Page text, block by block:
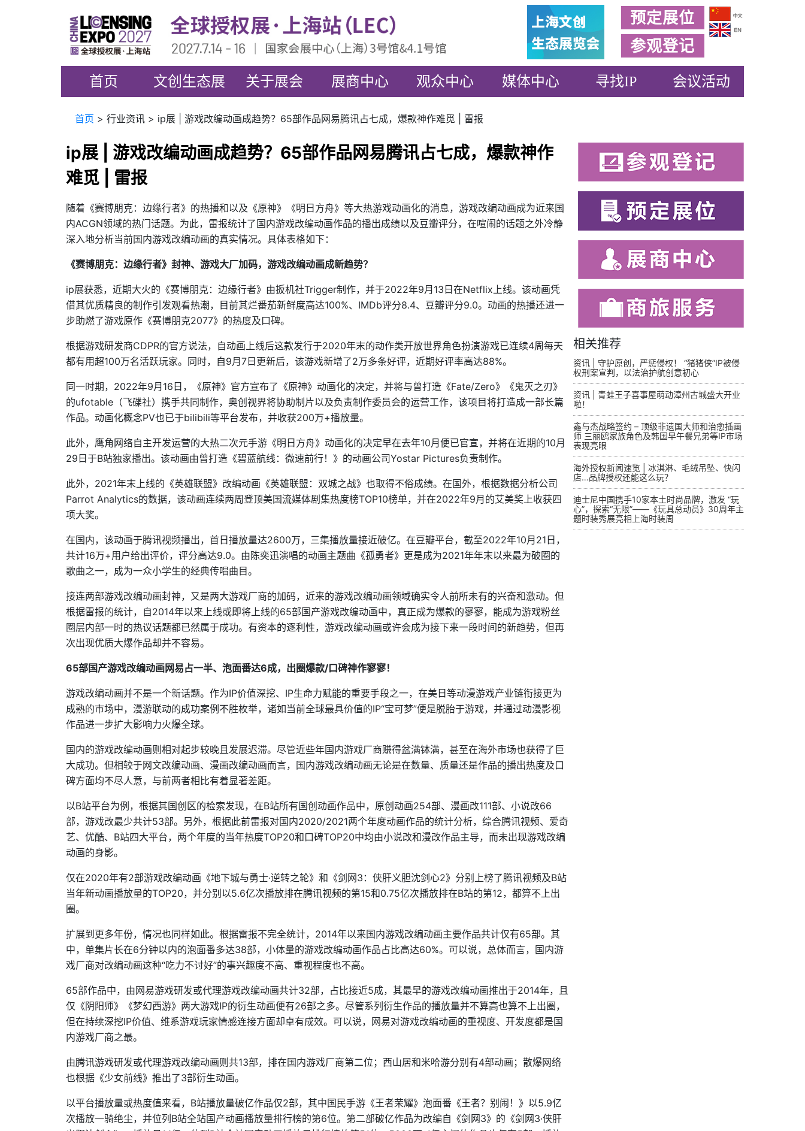
预定展位
参观登记
首页 文创生态展 关于展会 展商中心 观众中心 媒体中心 寻找IP 会议活动
首页 > 行业资讯 > ip展 | 游戏改编动画成趋势？65部作品网易腾讯占七成，爆款神作难觅 | 雷报
ip展 | 游戏改编动画成趋势？65部作品网易腾讯占七成，爆款神作
难觅 | 雷报
随着《赛博朋克：边缘行者》的热播和以及《原神》《明日方舟》等大热游戏动画化的消息，游戏改编动画成为近来国
内ACGN领域的热门话题。为此，雷报统计了国内游戏改编动画作品的播出成绩以及豆瓣评分，在喧闹的话题之外冷静
深入地分析当前国内游戏改编动画的真实情况。具体表格如下：
《赛博朋克：边缘行者》封神、游戏大厂加码，游戏改编动画成新趋势？
ip展获悉，近期大火的《赛博朋克：边缘行者》由扳机社Trigger制作，并于2022年9月13日在Netflix上线。该动画凭
借其优质精良的制作引发观看热潮，目前其烂番茄新鲜度高达100%、IMDb评分8.4、豆瓣评分9.0。动画的热播还进一
步助燃了游戏原作《赛博朋克2077》的热度及口碑。
根据游戏研发商CDPR的官方说法，自动画上线后这款发行于2020年末的动作类开放世界角色扮演游戏已连续4周每天
都有用超100万名活跃玩家。同时，自9月7日更新后，该游戏新增了2万多条好评，近期好评率高达88%。
同一时期，2022年9月16日，《原神》官方宣布了《原神》动画化的决定，并将与曾打造《Fate/Zero》《鬼灭之刃》
的ufotable（飞碟社）携手共同制作，奥创视界将协助制片以及负责制作委员会的运营工作，该项目将打造成一部长篇
作品。动画化概念PV也已于bilibili等平台发布，并收获200万+播放量。
此外，鹰角网络自主开发运营的大热二次元手游《明日方舟》动画化的决定早在去年10月便已官宣，并将在近期的10月
29日于B站独家播出。该动画由曾打造《碧蓝航线：微速前行！》的动画公司Yostar Pictures负责制作。
此外，2021年末上线的《英雄联盟》改编动画《英雄联盟：双城之战》也取得不俗成绩。在国外，根据数据分析公司
Parrot Analytics的数据，该动画连续两周登顶美国流媒体剧集热度榜TOP10榜单，并在2022年9月的艾美奖上收获四
项大奖。
在国内，该动画于腾讯视频播出，首日播放量达2600万，三集播放量接近破亿。在豆瓣平台，截至2022年10月21日，
共计16万+用户给出评价，评分高达9.0。由陈奕迅演唱的动画主题曲《孤勇者》更是成为2021年年末以来最为破圈的
歌曲之一，成为一众小学生的经典传唱曲目。
接连两部游戏改编动画封神，又是两大游戏厂商的加码，近来的游戏改编动画领域确实令人前所未有的兴奋和激动。但
根据雷报的统计，自2014年以来上线或即将上线的65部国产游戏改编动画中，真正成为爆款的寥寥，能成为游戏粉丝
圈层内部一时的热议话题都已然属于成功。有资本的逐利性，游戏改编动画或许会成为接下来一段时间的新趋势，但再
次出现优质大爆作品却并不容易。
65部国产游戏改编动画网易占一半、泡面番达6成，出圈爆款/口碑神作寥寥！
游戏改编动画并不是一个新话题。作为IP价值深挖、IP生命力赋能的重要手段之一，在美日等动漫游戏产业链衔接更为
成熟的市场中，漫游联动的成功案例不胜枚举，诸如当前全球最具价值的IP“宝可梦”便是脱胎于游戏，并通过动漫影视
作品进一步扩大影响力火爆全球。
国内的游戏改编动画则相对起步较晚且发展迟滞。尽管近些年国内游戏厂商赚得盆满钵满，甚至在海外市场也获得了巨
大成功。但相较于网文改编动画、漫画改编动画而言，国内游戏改编动画无论是在数量、质量还是作品的播出热度及口
碑方面均不尽人意，与前两者相比有着显著差距。
以B站平台为例，根据其国创区的检索发现，在B站所有国创动画作品中，原创动画254部、漫画改111部、小说改66
部，游戏改最少共计53部。另外，根据此前雷报对国内2020/2021两个年度动画作品的统计分析，综合腾讯视频、爱奇
艺、优酷、B站四大平台，两个年度的当年热度TOP20和口碑TOP20中均由小说改和漫改作品主导，而未出现游戏改编
动画的身影。
仅在2020年有2部游戏改编动画《地下城与勇士·逆转之轮》和《剑网3：侠肝义胆沈剑心2》分别上榜了腾讯视频及B站
当年新动画播放量的TOP20，并分别以5.6亿次播放排在腾讯视频的第15和0.75亿次播放排在B站的第12，都算不上出
圈。
扩展到更多年份，情况也同样如此。根据雷报不完全统计，2014年以来国内游戏改编动画主要作品共计仅有65部。其
中，单集片长在6分钟以内的泡面番多达38部，小体量的游戏改编动画作品占比高达60%。可以说，总体而言，国内游
戏厂商对改编动画这种“吃力不讨好”的事兴趣度不高、重视程度也不高。
65部作品中，由网易游戏研发或代理游戏改编动画共计32部，占比接近5成，其最早的游戏改编动画推出于2014年，且
仅《阴阳师》《梦幻西游》两大游戏IP的衍生动画便有26部之多。尽管系列衍生作品的播放量并不算高也算不上出圈，
但在持续深挖IP价值、维系游戏玩家情感连接方面却卓有成效。可以说，网易对游戏改编动画的重视度、开发度都是国
内游戏厂商之最。
由腾讯游戏研发或代理游戏改编动画则共13部，排在国内游戏厂商第二位；西山居和米哈游分别有4部动画；散爆网络
也根据《少女前线》推出了3部衍生动画。
以平台播放量或热度值来看，B站播放量破亿作品仅2部，其中国民手游《王者荣耀》泡面番《王者？别闹！》以5.9亿
次播放一骑绝尘，并位列B站全站国产动画播放量排行榜的第6位。第二部破亿作品为改编自《剑网3》的《剑网3·侠肝
相关推荐
资讯 | 守护原创，严惩侵权！ “猪猪侠”IP被侵
权刑案宣判，以法治护航创意初心
资讯 | 青蛙王子喜事屋萌动漳州古城盛大开业
啦！
鑫与杰战略签约 – 顶级非遗国大师和治愈插画
师 三丽鸥家族角色及韩国早午餐兄弟等IP市场
表现亮眼
海外授权新闻速览 | 冰淇淋、毛绒吊坠、快闪
店…品牌授权还能这么玩？
迪士尼中国携手10家本土时尚品牌，激发 “玩
心”，探索“无限”——《玩具总动员》30周年主
题时装秀展亮相上海时装周